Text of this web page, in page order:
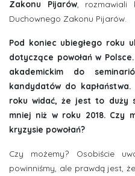
Zakonu Pijarów, rozmawiali
Duchownego Zakonu Pijarów.
Pod koniec ubiegłego roku
dotyczące powołań w
akademickim do
kandydatów do
roku widać, że jest to duży
mniej niż w roku 2018. Czy
kryzysie powołań?
Czy możemy? Osobiście
powinniśmy, ale prawdą jest,